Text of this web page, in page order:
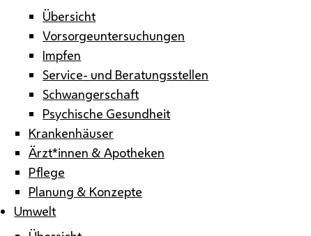
Übersicht
Vorsorgeuntersuchungen
Impfen
Service- und Beratungsstellen
Schwangerschaft
Psychische Gesundheit
Krankenhäuser
Ärzt*innen & Apotheken
Pflege
Planung & Konzepte
Umwelt